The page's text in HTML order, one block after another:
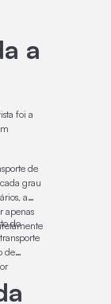
a
foi a
de
grau
a
apenas
do
de